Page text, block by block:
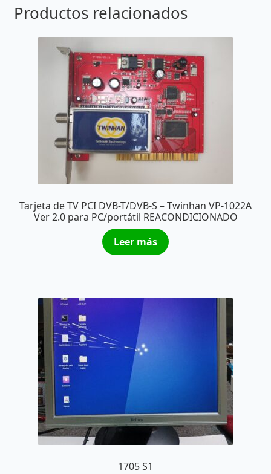
Productos relacionados
Tarjeta de TV PCI DVB-T/DVB-S – Twinhan VP-1022A
Ver 2.0 para PC/portátil REACONDICIONADO
Leer más
1705 S1